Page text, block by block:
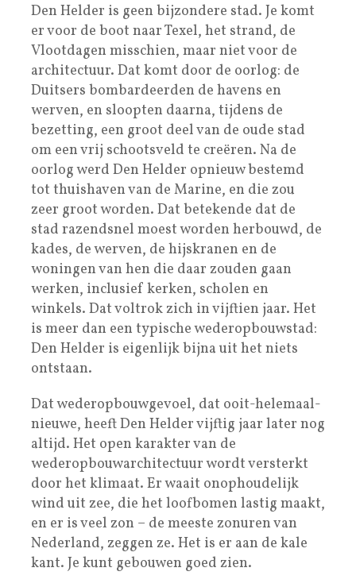
Den Helder is geen bijzondere stad. Je komt
er voor de boot naar Texel, het strand, de
Vlootdagen misschien, maar niet voor de
architectuur. Dat komt door de oorlog: de
Duitsers bombardeerden de havens en
werven, en sloopten daarna, tijdens de
bezetting, een groot deel van de oude stad
om een vrij schootsveld te creëren. Na de
oorlog werd Den Helder opnieuw bestemd
tot thuishaven van de Marine, en die zou
zeer groot worden. Dat betekende dat de
stad razendsnel moest worden herbouwd, de
kades, de werven, de hijskranen en de
woningen van hen die daar zouden gaan
werken, inclusief kerken, scholen en
winkels. Dat voltrok zich in vijftien jaar. Het
is meer dan een typische wederopbouwstad:
Den Helder is eigenlijk bijna uit het niets
ontstaan.
Dat wederopbouwgevoel, dat ooit-helemaal-
nieuwe, heeft Den Helder vijftig jaar later nog
altijd. Het open karakter van de
wederopbouwarchitectuur wordt versterkt
door het klimaat. Er waait onophoudelijk
wind uit zee, die het loofbomen lastig maakt,
en er is veel zon – de meeste zonuren van
Nederland, zeggen ze. Het is er aan de kale
kant. Je kunt gebouwen goed zien.